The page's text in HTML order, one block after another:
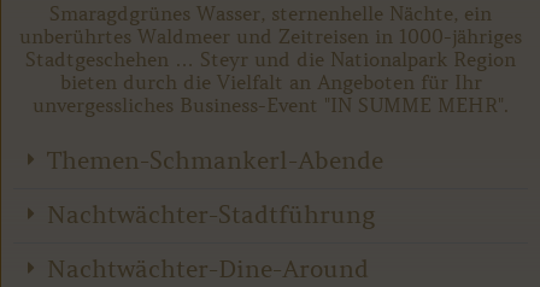
Smaragdgrünes Wasser, sternenhelle Nächte, ein
unberührtes Waldmeer und Zeitreisen in 1000-jähriges
Stadtgeschehen … Steyr und die Nationalpark Region
bieten durch die Vielfalt an Angeboten für Ihr
unvergessliches Business-Event "IN SUMME MEHR".
Themen-Schmankerl-Abende
Nachtwächter-Stadtführung
Nachtwächter-Dine-Around